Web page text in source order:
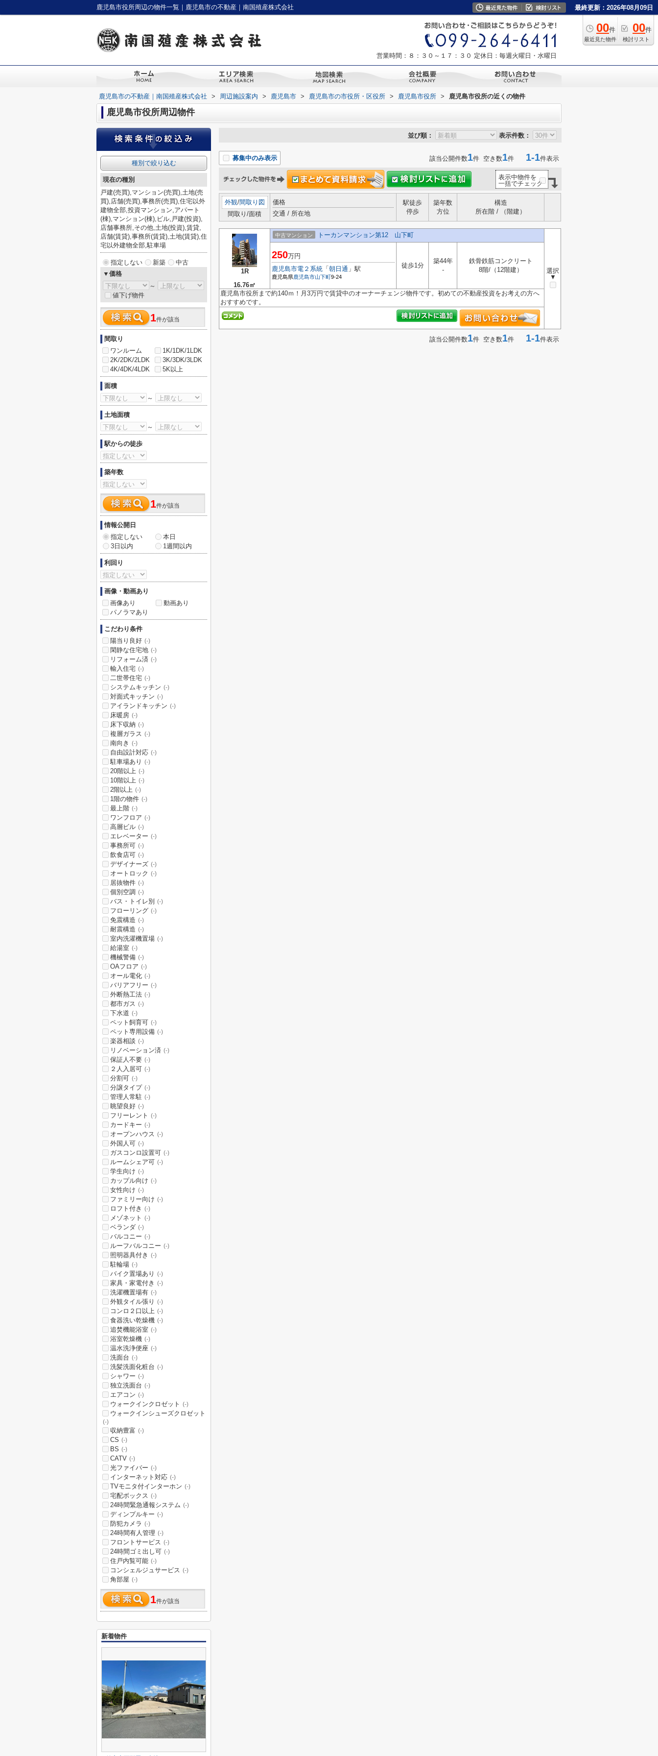
鹿児島市役所周辺の物件一覧｜鹿児島市の不動産｜南国殖産株式会社 最終更新：2026年08月09日
00件
最近見た物件
00件
検討リスト
営業時間：８：３０～１７：３０ 定休日：毎週火曜日・水曜日
鹿児島市の不動産｜南国殖産株式会社 > 周辺施設案内 > 鹿児島市 > 鹿児島市の市役所・区役所 > 鹿児島市役所 > 鹿児島市役所の近くの物件
鹿児島市役所周辺物件
並び順： 表示件数：
募集中のみ表示 該当公開件数1件 空き数1件 1-1件表示
表示中物件を
一括でチェック
外観/間取り図
間取り/面積
価格
交通 / 所在地
駅徒歩
停歩
築年数
方位
構造
所在階 / （階建）
1R
16.76㎡
中古マンション トーカンマンション第12 山下町
選択
▼
250万円
鹿児島市電２系統 「 朝日通 」駅
鹿児島県鹿児島市山下町9-24
徒歩1分
築44年
-
鉄骨鉄筋コンクリート
8階/（12階建）
鹿児島市役所まで約140ｍ！月3万円で賃貸中のオーナーチェンジ物件です。初めての不動産投資をお考えの方へ
おすすめです。
該当公開件数1件 空き数1件 1-1件表示
種別で絞り込む
現在の種別
戸建(売買),マンション(売買),土地(売
買),店舗(売買),事務所(売買),住宅以外
建物全部,投資マンション,アパート
(棟),マンション(棟),ビル,戸建(投資),
店舗事務所,その他,土地(投資),賃貸,
店舗(賃貸),事務所(賃貸),土地(賃貸),住
宅以外建物全部,駐車場
指定しない 新築
中古
▼価格
～
値下げ物件
1件が該当
間取り
ワンルーム
1K/1DK/1LDK
2K/2DK/2LDK
3K/3DK/3LDK
4K/4DK/4LDK
5K以上
面積
～
土地面積
～
駅からの徒歩
築年数
1件が該当
情報公開日
指定しない
本日
3日以内
1週間以内
利回り
画像・動画あり
画像あり
動画あり
パノラマあり
こだわり条件
陽当り良好 (-)
閑静な住宅地 (-)
リフォーム済 (-)
輸入住宅 (-)
二世帯住宅 (-)
システムキッチン (-)
対面式キッチン (-)
アイランドキッチン (-)
床暖房 (-)
床下収納 (-)
複層ガラス (-)
南向き (-)
自由設計対応 (-)
駐車場あり (-)
20階以上 (-)
10階以上 (-)
2階以上 (-)
1階の物件 (-)
最上階 (-)
ワンフロア (-)
高層ビル (-)
エレベーター (-)
事務所可 (-)
飲食店可 (-)
デザイナーズ (-)
オートロック (-)
居抜物件 (-)
個別空調 (-)
バス・トイレ別 (-)
フローリング (-)
免震構造 (-)
耐震構造 (-)
室内洗濯機置場 (-)
給湯室 (-)
機械警備 (-)
OAフロア (-)
オール電化 (-)
バリアフリー (-)
外断熱工法 (-)
都市ガス (-)
下水道 (-)
ペット飼育可 (-)
ペット専用設備 (-)
楽器相談 (-)
リノベーション済 (-)
保証人不要 (-)
２人入居可 (-)
分割可 (-)
分譲タイプ (-)
管理人常駐 (-)
眺望良好 (-)
フリーレント (-)
カードキー (-)
オープンハウス (-)
外国人可 (-)
ガスコンロ設置可 (-)
ルームシェア可 (-)
学生向け (-)
カップル向け (-)
女性向け (-)
ファミリー向け (-)
ロフト付き (-)
メゾネット (-)
ベランダ (-)
バルコニー (-)
ルーフバルコニー (-)
照明器具付き (-)
駐輪場 (-)
バイク置場あり (-)
家具・家電付き (-)
洗濯機置場有 (-)
外観タイル張り (-)
コンロ２口以上 (-)
食器洗い乾燥機 (-)
追焚機能浴室 (-)
浴室乾燥機 (-)
温水洗浄便座 (-)
洗面台 (-)
洗髪洗面化粧台 (-)
シャワー (-)
独立洗面台 (-)
エアコン (-)
ウォークインクロゼット (-)
ウォークインシューズクロゼット
(-)
収納豊富 (-)
CS (-)
BS (-)
CATV (-)
光ファイバー (-)
インターネット対応 (-)
TVモニタ付インターホン (-)
宅配ボックス (-)
24時間緊急通報システム (-)
ディンプルキー (-)
防犯カメラ (-)
24時間有人管理 (-)
フロントサービス (-)
24時間ゴミ出し可 (-)
住戸内覧可能 (-)
コンシェルジュサービス (-)
角部屋 (-)
1件が該当
新着物件